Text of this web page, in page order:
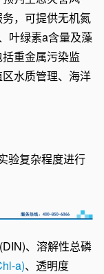
务，可提供无机氮
叶绿素a含量及藻
重金属污染监
水质管理、海洋
验复杂程度进行
、溶解性总磷
a)、透明度